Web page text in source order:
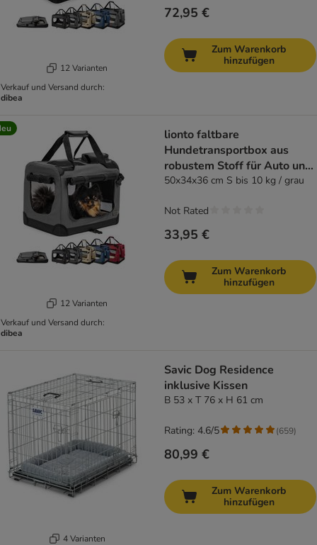
12 Varianten
Verkauf und Versand durch:
dibea
72,95 €
Zum Warenkorb
hinzufügen
12 Varianten
Verkauf und Versand durch:
dibea
lionto faltbare
Hundetransportbox aus
robustem Stoff für Auto und
Reisen
50x34x36 cm S bis 10 kg / grau
33,95 €
Not Rated
Zum Warenkorb
hinzufügen
4 Varianten
Savic Dog Residence
inklusive Kissen
B 53 x T 76 x H 61 cm
80,99 €
Rating: 4.6/5 (659)
Zum Warenkorb
hinzufügen